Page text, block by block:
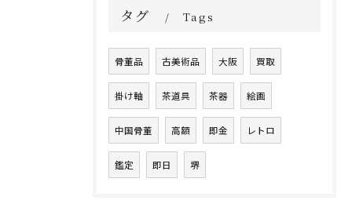
タグ Tags
骨董品 古美術品 大阪 買取
掛け軸 茶道具 茶器 絵画
中国骨董 高額 即金 レトロ
鑑定 即日 堺